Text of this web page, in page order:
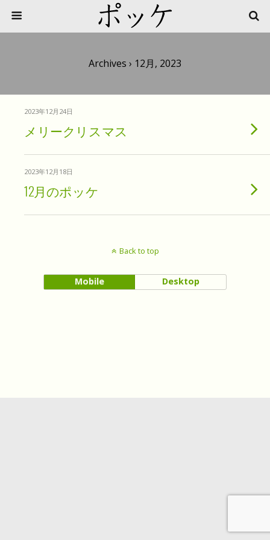
Archives › 12月, 2023
2023年12月24日
メリークリスマス
2023年12月18日
12月のポッケ
Back to top
Mobile Desktop